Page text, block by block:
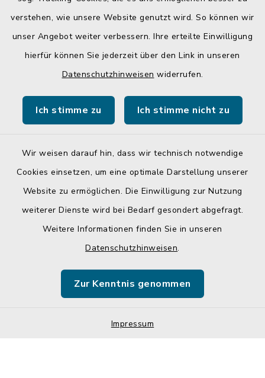
verstehen, wie unsere Website genutzt wird. So können wir
unser Angebot weiter verbessern. Ihre erteilte Einwilligung
hierfür können Sie jederzeit über den Link in unseren
Datenschutzhinweisen widerrufen.
Ich stimme zu Ich stimme nicht zu
Wir weisen darauf hin, dass wir technisch notwendige
Cookies einsetzen, um eine optimale Darstellung unserer
Website zu ermöglichen. Die Einwilligung zur Nutzung
weiterer Dienste wird bei Bedarf gesondert abgefragt.
Weitere Informationen finden Sie in unseren
Datenschutzhinweisen.
Zur Kenntnis genommen
Impressum
Quicklinks
Landratsamt Mühldorf a. Inn
Barrierefreiheit
Sitemap